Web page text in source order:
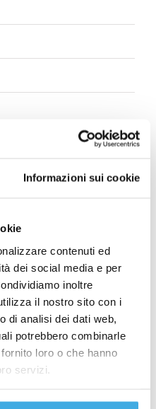
Informazioni sui cookie
contenuti ed
dei social media e per
inoltre
il nostro sito con i
di analisi dei dati web,
potrebbero combinarle
loro o che hanno
servizi.